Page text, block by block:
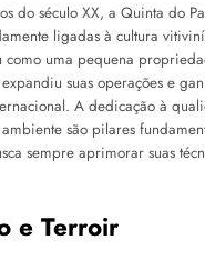
do século XX, a Quinta do
ligadas à cultura
como uma pequena
suas operações e
A dedicação à
são pilares
sempre aprimorar suas
e Terroir